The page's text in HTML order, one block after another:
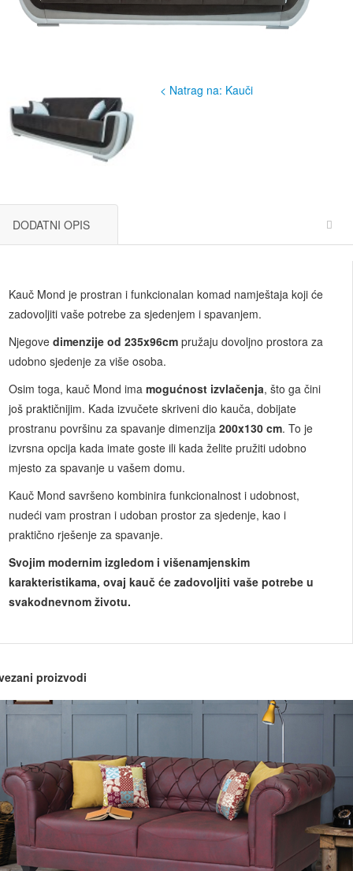
< Natrag na: Kauči
DODATNI OPIS
Kauč Mond je prostran i funkcionalan komad namještaja koji će
zadovoljiti vaše potrebe za sjedenjem i spavanjem.
Njegove dimenzije od 235x96cm pružaju dovoljno prostora za
udobno sjedenje za više osoba.
Osim toga, kauč Mond ima mogućnost izvlačenja, što ga čini
još praktičnijim. Kada izvučete skriveni dio kauča, dobijate
prostranu površinu za spavanje dimenzija 200x130 cm. To je
izvrsna opcija kada imate goste ili kada želite pružiti udobno
mjesto za spavanje u vašem domu.
Kauč Mond savršeno kombinira funkcionalnost i udobnost,
nudeći vam prostran i udoban prostor za sjedenje, kao i
praktično rješenje za spavanje.
Svojim modernim izgledom i višenamjenskim
karakteristikama, ovaj kauč će zadovoljiti vaše potrebe u
svakodnevnom životu.
proizvodi